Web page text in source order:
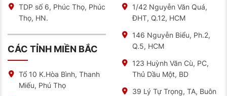
Tiết kiệm nhiên liệu
Nhờ trọng lượng nhẹ hơn so với lốp có săm, giúp
giảm sức cản lăn, tiết kiệm nhiên liệu hiệu quả.
Góp phần giảm thiểu chi phí vận hành và bảo vệ
môi trường.
An toàn khi vận hành
TDP số 6, Phúc Thọ, Phúc
Thọ, HN.
CÁC TỈNH MIỀN BẮC
Tổ 10 K.Hòa Bình, Thanh
Miếu, Phú Thọ
1/42 Nguyễn Văn Quá,
ĐHT, Q.12, HCM
146 Nguyễn Biểu, Ph.2,
Q.5, HCM
123 Huỳnh Văn Cù, PC,
Thủ Dầu Một, BD
39 Lý Tự Trọng, TA, Buôn